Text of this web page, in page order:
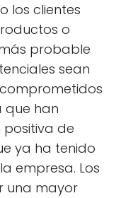
los clientes
o
probable
sean
que han
de
ya ha tenido
empresa. Los
una mayor